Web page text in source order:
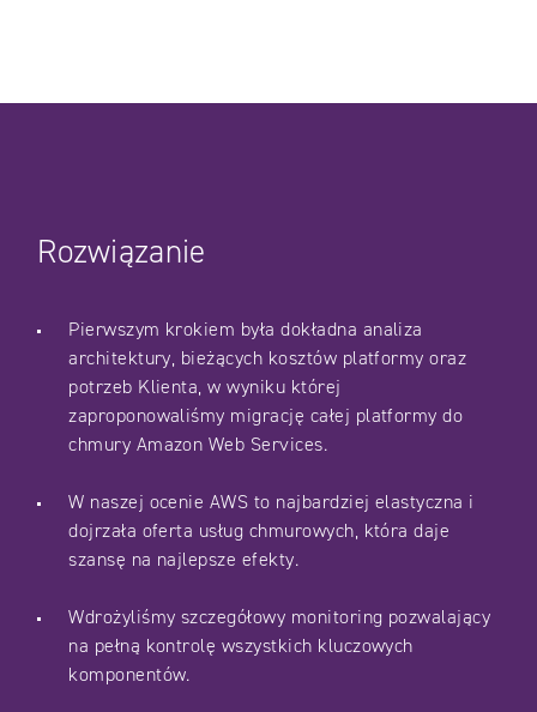
Rozwiązanie
Pierwszym krokiem była dokładna analiza
architektury, bieżących kosztów platformy oraz
potrzeb Klienta, w wyniku której
zaproponowaliśmy migrację całej platformy do
chmury Amazon Web Services.
W naszej ocenie AWS to najbardziej elastyczna i
dojrzała oferta usług chmurowych, która daje
szansę na najlepsze efekty.
Wdrożyliśmy szczegółowy monitoring pozwalający
na pełną kontrolę wszystkich kluczowych
komponentów.